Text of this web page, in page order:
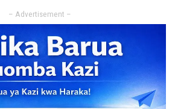
– Advertisement –